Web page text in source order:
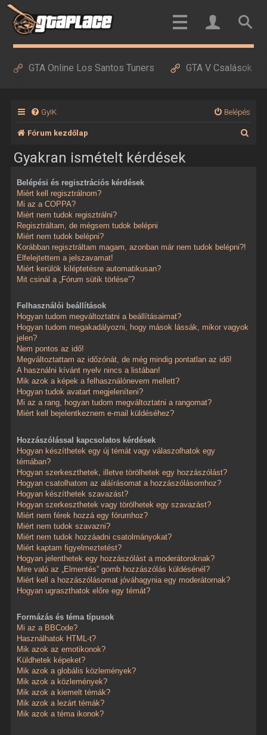
GTA Online Los Santos Tuners GTA V Csalások
GyIK Belépés
Fórum kezdőlap
Gyakran ismételt kérdések
Belépési és regisztrációs kérdések
Miért kell regisztrálnom?
Mi az a COPPA?
Miért nem tudok regisztrálni?
Regisztráltam, de mégsem tudok belépni
Miért nem tudok belépni?
Korábban regisztráltam magam, azonban már nem tudok belépni?!
Elfelejtettem a jelszavamat!
Miért kerülök kiléptetésre automatikusan?
Mit csinál a „Fórum sütik törlése”?
Felhasználói beállítások
Hogyan tudom megváltoztatni a beállításaimat?
Hogyan tudom megakadályozni, hogy mások lássák, mikor vagyok
jelen?
Nem pontos az idő!
Megváltoztattam az időzónát, de még mindig pontatlan az idő!
A használni kívánt nyelv nincs a listában!
Mik azok a képek a felhasználónevem mellett?
Hogyan tudok avatart megjeleníteni?
Mi az a rang, hogyan tudom megváltoztatni a rangomat?
Miért kell bejelentkeznem e-mail küldéséhez?
Hozzászólással kapcsolatos kérdések
Hogyan készíthetek egy új témát vagy válaszolhatok egy
témában?
Hogyan szerkeszthetek, illetve törölhetek egy hozzászólást?
Hogyan csatolhatom az aláírásomat a hozzászólásomhoz?
Hogyan készíthetek szavazást?
Hogyan szerkeszthetek vagy törölhetek egy szavazást?
Miért nem férek hozzá egy fórumhoz?
Miért nem tudok szavazni?
Miért nem tudok hozzáadni csatolmányokat?
Miért kaptam figyelmeztetést?
Hogyan jelenthetek egy hozzászólást a moderátoroknak?
Mire való az „Elmentés” gomb hozzászólás küldésénél?
Miért kell a hozzászólásomat jóváhagynia egy moderátornak?
Hogyan ugraszthatok előre egy témát?
Formázás és téma típusok
Mi az a BBCode?
Használhatok HTML-t?
Mik azok az emotikonok?
Küldhetek képeket?
Mik azok a globális közlemények?
Mik azok a közlemények?
Mik azok a kiemelt témák?
Mik azok a lezárt témák?
Mik azok a téma ikonok?